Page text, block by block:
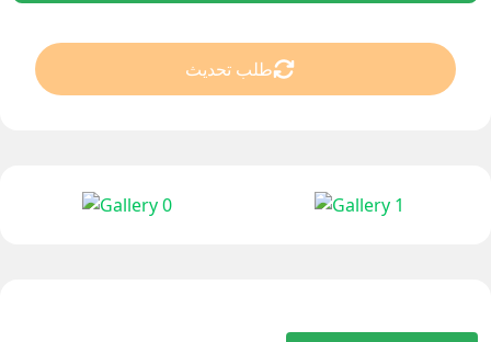
طلب تحديث